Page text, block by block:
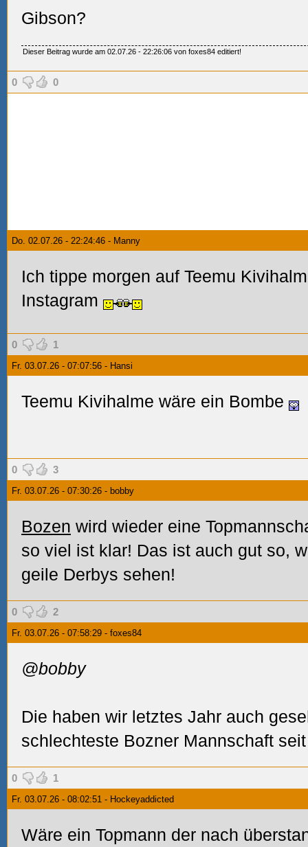
Gibson?
Dieser Beitrag wurde am 02.07.26 - 22:26:06 von foxes84 editiert!
0 0
Do. 02.07.26 - 22:24:46 - Manny
Ich tippe morgen auf Teemu
Instagram
0 1
Fr. 03.07.26 - 07:07:56 - Hansi
Teemu Kivihalme wäre ein Bombe
0 3
Fr. 03.07.26 - 07:30:26 - bobby
Bozen wird wieder eine
so viel ist klar! Das ist auch gut so,
geile Derbys sehen!
0 2
Fr. 03.07.26 - 07:58:29 - foxes84
@bobby
Die haben wir letztes Jahr auch
schlechteste Bozner Mannschaft
0 1
Fr. 03.07.26 - 08:02:51 - Hockeyaddicted
Wäre ein Topmann der nach